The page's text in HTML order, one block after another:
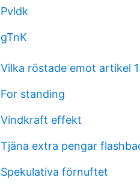
Pvldk
gTnK
Vilka röstade emot artikel
For standing
Vindkraft effekt
Tjäna extra pengar
Spekulativa förnuftet